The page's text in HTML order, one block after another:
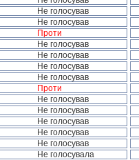
Не голосував
Не голосував
Проти
Не голосував
Не голосував
Не голосував
Не голосував
Проти
Не голосував
Не голосував
Не голосував
Не голосував
Не голосував
Не голосувала